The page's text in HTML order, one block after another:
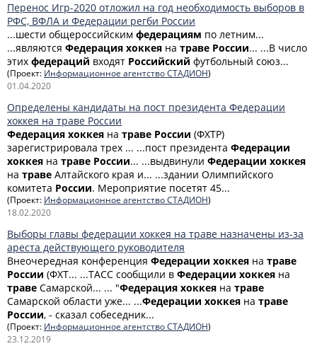
Перенос Игр-2020 отложил на год необходимость выборов в
РФС, ВФЛА и Федерации регби России
...шести общероссийским федерациям по летним...
...являются Федерация хоккея на траве России... ...В число
этих федераций входят Российский футбольный союз...
(Проект: Информационное агентство СТАДИОН)
01.04.2020
Определены кандидаты на пост президента Федерации
хоккея на траве России
Федерация хоккея на траве России (ФХТР)
зарегистрировала трех ... ...пост президента Федерации
хоккея на траве России... ...выдвинули Федерации хоккея
на траве Алтайского края и... ...здании Олимпийского
комитета России. Мероприятие посетят 45...
(Проект: Информационное агентство СТАДИОН)
18.02.2020
Выборы главы федерации хоккея на траве назначены из-за
ареста действующего руководителя
Внеочередная конференция Федерации хоккея на траве
России (ФХТ... ...ТАСС сообщили в Федерации хоккея на
траве Самарской... ... "Федерация хоккея на траве
Самарской области уже... ...Федерации хоккея на траве
России, - сказал собеседник...
(Проект: Информационное агентство СТАДИОН)
23.12.2019